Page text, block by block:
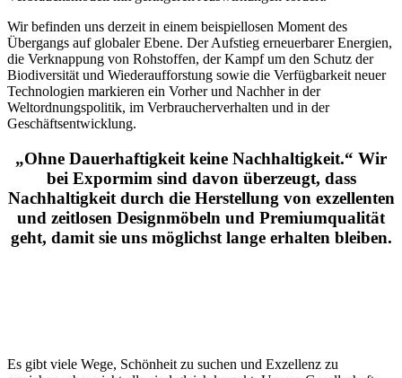
Wir befinden uns derzeit in einem beispiellosen Moment des
Übergangs auf globaler Ebene. Der Aufstieg erneuerbarer Energien,
die Verknappung von Rohstoffen, der Kampf um den Schutz der
Biodiversität und Wiederaufforstung sowie die Verfügbarkeit neuer
Technologien markieren ein Vorher und Nachher in der
Weltordnungspolitik, im Verbraucherverhalten und in der
Geschäftsentwicklung.
„Ohne Dauerhaftigkeit keine Nachhaltigkeit.“ Wir
bei Expormim sind davon überzeugt, dass
Nachhaltigkeit durch die Herstellung von exzellenten
und zeitlosen Designmöbeln und Premiumqualität
geht, damit sie uns möglichst lange erhalten bleiben.
Es gibt viele Wege, Schönheit zu suchen und Exzellenz zu